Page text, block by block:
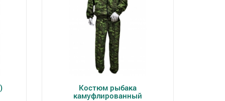
Костюм рыбака
камуфлированный